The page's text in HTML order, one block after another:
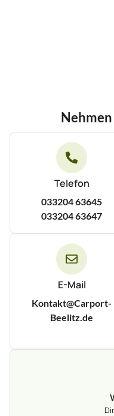
Telefon
033204 63645
033204 63647
E-Mail
Kontakt@Carport-
Beelitz.de